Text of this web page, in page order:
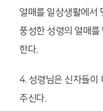
열매를 일상생활에서
풍성한 성령의 열매
한다.
4. 성령님은 신자들이
주신다.